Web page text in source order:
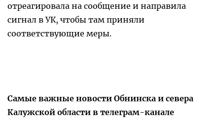
отреагировала на сообщение и направила
сигнал в УК, чтобы там приняли
соответствующие меры.
Самые важные новости Обнинска и севера
Калужской области в телеграм-канале